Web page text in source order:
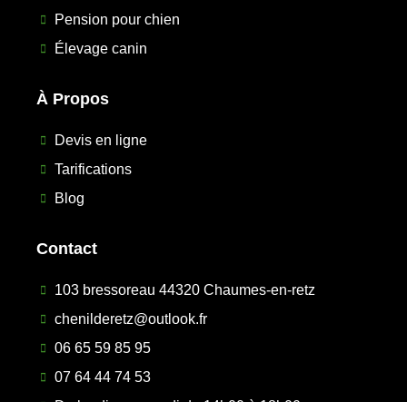
Pension pour chien
Élevage canin
À Propos
Devis en ligne
Tarifications
Blog
Contact
103 bressoreau 44320 Chaumes-en-retz
chenilderetz@outlook.fr
06 65 59 85 95
07 64 44 74 53